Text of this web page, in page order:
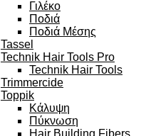
Γιλέκο
Ποδιά
Ποδιά Μέσης
Tassel
Technik Hair Tools Pro
Technik Hair Tools
Trimmercide
Toppik
Κάλυψη
Πύκνωση
Hair Building Fibers